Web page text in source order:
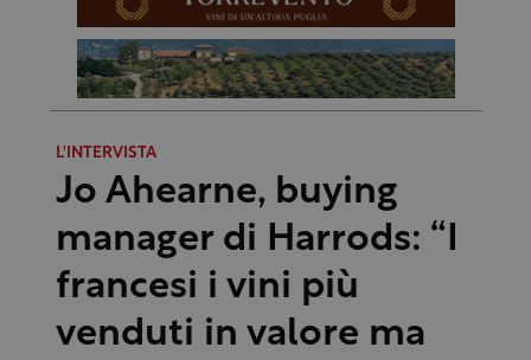
L'INTERVISTA
Jo Ahearne, buying
manager di Harrods: “I
francesi i vini più
venduti in valore ma